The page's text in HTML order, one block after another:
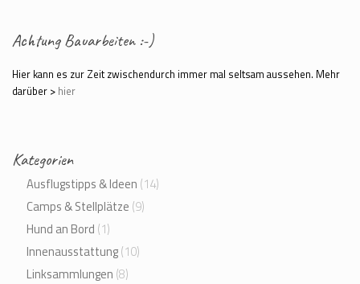
Achtung Bauarbeiten :-)
Hier kann es zur Zeit zwischendurch immer mal seltsam aussehen. Mehr
darüber > hier
Kategorien
Ausflugstipps & Ideen (14)
Camps & Stellplätze (9)
Hund an Bord (1)
Innenausstattung(10)
Linksammlungen (8)